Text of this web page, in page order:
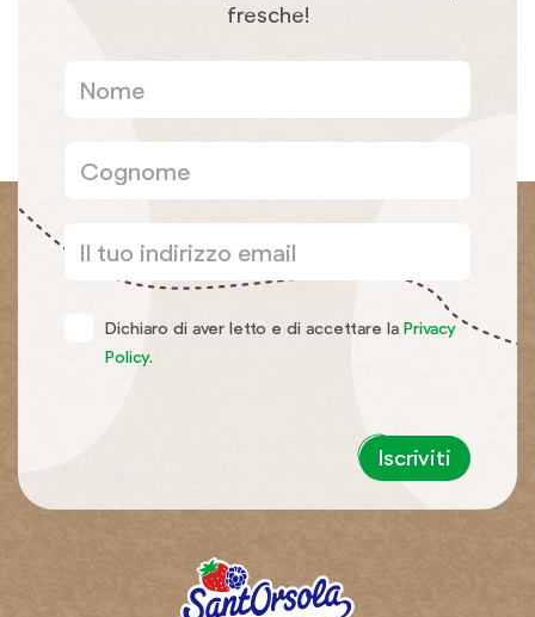
fresche!
Dichiaro di aver letto e di accettare la Privacy
Policy.
Iscriviti